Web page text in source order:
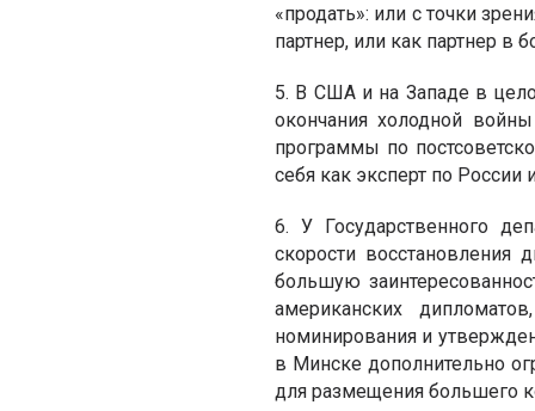
«продать»: или с точки
партнер, или как партнер в
5. В США и на Западе в
окончания холодной
программы по
себя как эксперт по России
6. У Государственного
скорости
большую
американских
номинирования и
в Минске дополнительно
для размещения большего